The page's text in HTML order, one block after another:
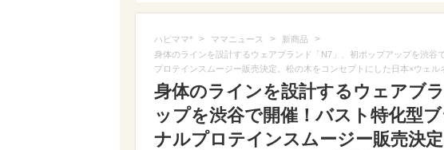
ハピママ* > ママニュース > 新商品 >
身体のラインを設計するウェアブランド「N7」、初ポップアップを渋
プロテインスムージー販売決定。松の木をコンセプトにした日本×ウェル
身体のラインを設計するウェアブ
ップを渋谷で開催！バスト特化型
ナルプロテインスムージー販売決